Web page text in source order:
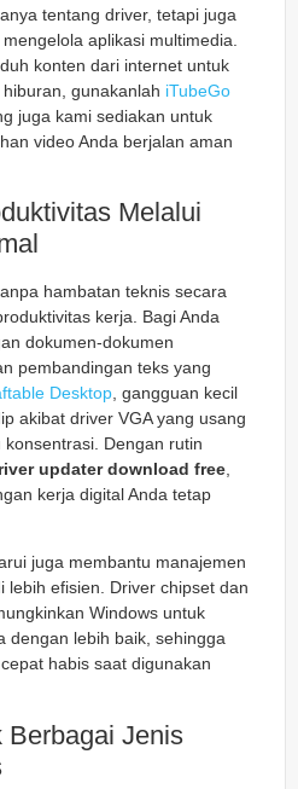
tentang driver, tetapi juga
aplikasi multimedia.
konten dari internet untuk
gunakanlah iTubeGo
juga kami sediakan untuk
video Anda berjalan aman
Melalui
hambatan teknis secara
kerja. Bagi Anda
dokumen-dokumen
pembandingan teks yang
Desktop , gangguan kecil
akibat driver VGA yang usang
Dengan rutin
updater download free
kerja digital Anda tetap
juga membantu manajemen
lebih efisien. Driver chipset dan
Windows untuk
dengan lebih baik, sehingga
habis saat digunakan
Berbagai Jenis